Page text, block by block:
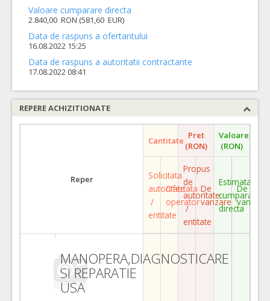
Valoare cumparare directa
2.840,00 RON (581,60 EUR)
Data de raspuns a ofertantului
16.08.2022 15:25
Data de raspuns a autoritatii contractante
17.08.2022 08:41
REPERE ACHIZITIONATE
Reper
Cantitate Pret
(RON)
Valoare
(RON)
Solicitata
autoritate
/
entitate
Ofertata
operator
Propus
de
autoritate
/
entitate
De
vanzare
Estimata
cumparare
directa
De
vanzare
MANOPERA,DIAGNOSTICARE
SI REPARATIE
USA